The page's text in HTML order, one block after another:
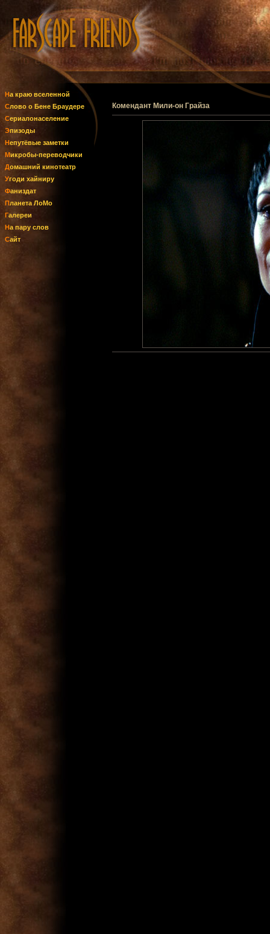
На краю вселенной
Слово о Бене Браудере
Сериалонаселение
Эпизоды
Непутёвые заметки
Микробы-переводчики
Домашний кинотеатр
Угоди хайниру
Фаниздат
Планета ЛоМо
Галереи
На пару слов
Сайт
Комендант Мили-он Грайза